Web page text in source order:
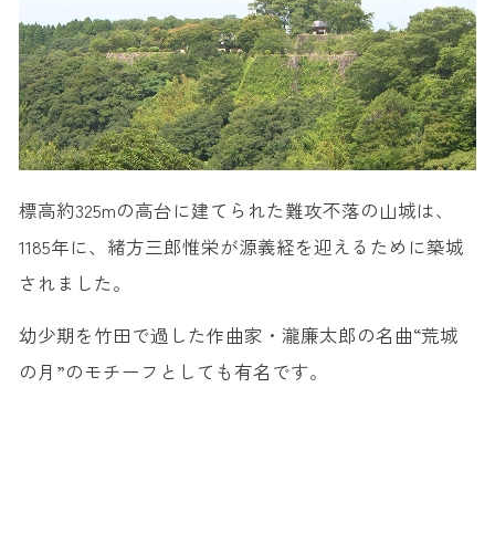
標高約325mの高台に建てられた難攻不落の山城は、
1185年に、緒方三郎惟栄が源義経を迎えるために築城
されました。
幼少期を竹田で過した作曲家・瀧廉太郎の名曲“荒城
の月”のモチーフとしても有名です。